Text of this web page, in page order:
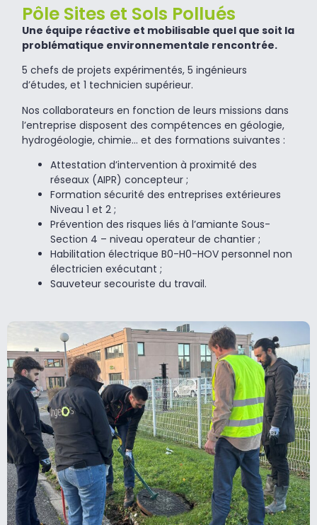
Pôle Sites et Sols Pollués ​
Une équipe réactive et mobilisable quel que soit la
problématique environnementale rencontrée.
5 chefs de projets expérimentés, 5 ingénieurs
d’études, et 1 technicien supérieur.
Nos collaborateurs en fonction de leurs missions dans
l’entreprise disposent des compétences en géologie,
hydrogéologie, chimie… et des formations suivantes :
Attestation d’intervention à proximité des
réseaux (AIPR) concepteur ;
Formation sécurité des entreprises extérieures
Niveau 1 et 2 ;
Prévention des risques liés à l’amiante Sous-
Section 4 – niveau operateur de chantier ;
Habilitation électrique B0-H0-HOV personnel non
électricien exécutant ;
Sauveteur secouriste du travail.